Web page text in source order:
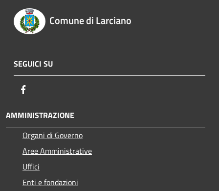
Comune di Larciano
SEGUICI SU
AMMINISTRAZIONE
Organi di Governo
Aree Amministrative
Uffici
Enti e fondazioni